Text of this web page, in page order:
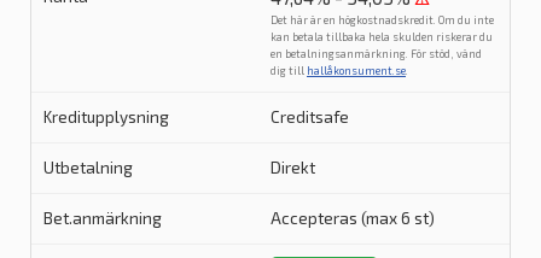
Det här är en högkostnadskredit. Om du inte
kan betala tillbaka hela skulden riskerar du
en betalningsanmärkning. För stöd, vänd
dig till hallåkonsument.se
Creditsafe
Direkt
Accepteras (max 6 st)